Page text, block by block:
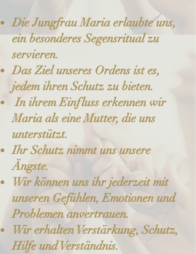
Die Jungfrau Maria erlaubte uns,
ein besonderes Segensritual zu
servieren.
Das Ziel unseres Ordens ist es,
jedem ihren Schutz zu bieten.
In ihrem Einfluss erkennen wir
Maria als eine Mutter, die uns
unterstützt.
Ihr Schutz nimmt uns unsere
Ängste.
Wir können uns ihr jederzeit mit
unseren Gefühlen, Emotionen und
Problemen anvertrauen.
Wir erhalten Verstärkung, Schutz,
Hilfe und Verständnis.